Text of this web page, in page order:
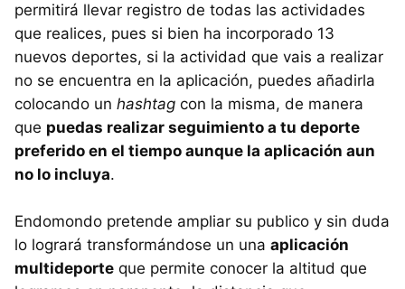
permitirá llevar registro de todas las actividades
que realices, pues si bien ha incorporado 13
nuevos deportes, si la actividad que vais a realizar
no se encuentra en la aplicación, puedes añadirla
colocando un hashtag con la misma, de manera
que puedas realizar seguimiento a tu deporte
preferido en el tiempo aunque la aplicación aun
no lo incluya.
Endomondo pretende ampliar su publico y sin duda
lo logrará transformándose un una aplicación
multideporte que permite conocer la altitud que